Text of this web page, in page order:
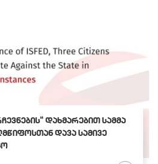
დახმარებით სამმა
დავა სამივე